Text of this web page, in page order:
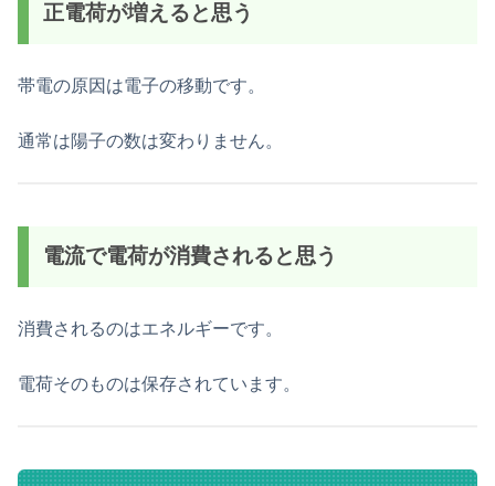
正電荷が増えると思う
帯電の原因は電子の移動です。
通常は陽子の数は変わりません。
電流で電荷が消費されると思う
消費されるのはエネルギーです。
電荷そのものは保存されています。